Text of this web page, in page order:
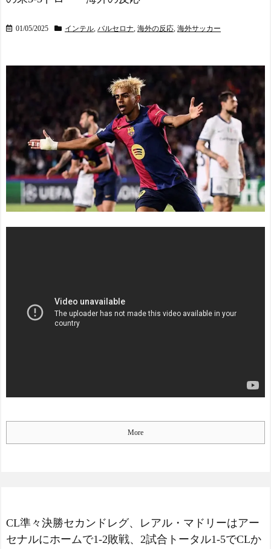
01/05/2025 インテル, バルセロナ, 海外の反応, 海外サッカー
More
CL準々決勝セカンドレグ、レアル・マドリーはアー
セナルにホームで1-2敗戦、2試合トータル1-5でCLか